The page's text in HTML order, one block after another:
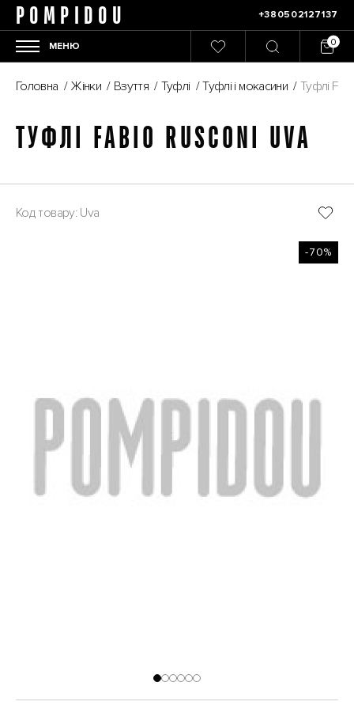
POMPIDOU +380502127137
МЕНЮ
Головна / Жінки / Взуття / Туфлі / Туфлі і мокасини / Туфлі
ТУФЛІ FABIO RUSCONI UVA
Код товару: Uva
-70%